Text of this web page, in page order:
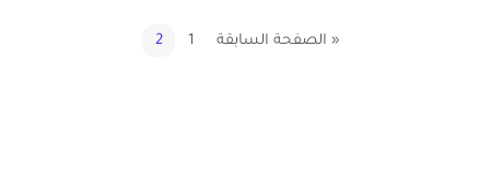
« الصفحة السابقة 1
2